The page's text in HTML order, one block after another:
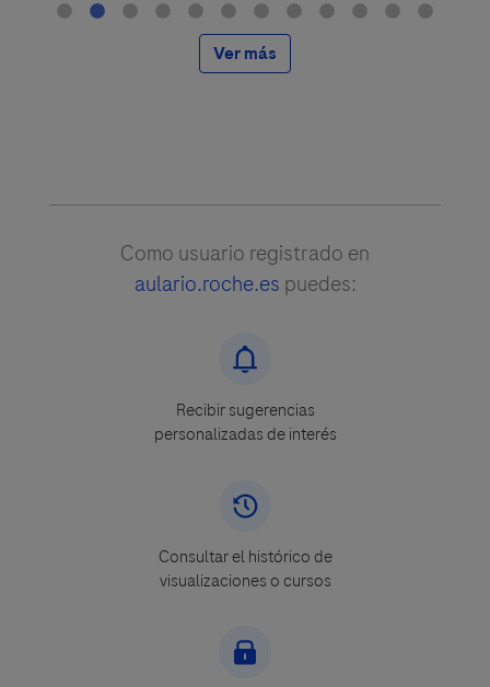
Ver más
Como usuario registrado en
aulario.roche.es puedes:
Recibir sugerencias
personalizadas de interés
Consultar el histórico de
visualizaciones o cursos